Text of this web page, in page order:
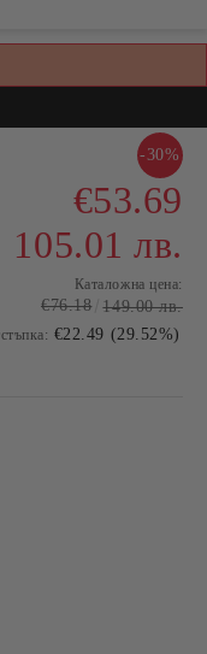
-30%
€53.69
105.01 лв.
Каталожна цена:
€76.18 149.00 лв.
€22.49 (29.52%)